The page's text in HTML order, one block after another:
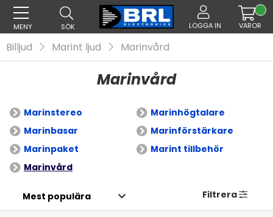
MENY SÖK LOGGA IN VAROR
Billjud Marint ljud Marinvård
Marinvård
Marinstereo
Marinhögtalare
Marinbasar
Marinförstärkare
Marinpaket
Marint tillbehör
Marinvård
Filtrera